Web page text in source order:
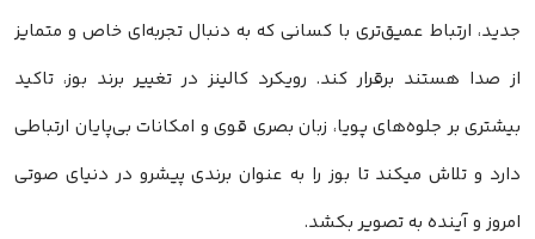
جدید، ارتباط عمیق‌تری با کسانی که به دنبال تجربه‌ای خاص و متمایز
از صدا هستند برقرار کند. رویکرد کالینز در تغییر برند بوز، تاکید
بیشتری بر جلوه‌های پویا، زبان بصری قوی و امکانات بی‌پایان ارتباطی
دارد و تلاش میکند تا بوز را به عنوان برندی پیشرو در دنیای صوتی
امروز و آینده به تصویر بکشد.